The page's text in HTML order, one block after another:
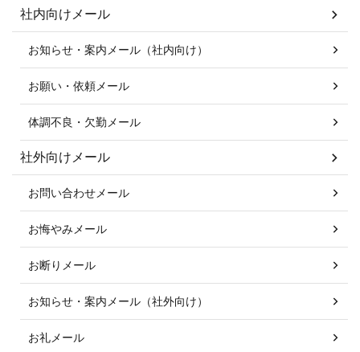
社内向けメール
お知らせ・案内メール（社内向け）
お願い・依頼メール
体調不良・欠勤メール
社外向けメール
お問い合わせメール
お悔やみメール
お断りメール
お知らせ・案内メール（社外向け）
お礼メール